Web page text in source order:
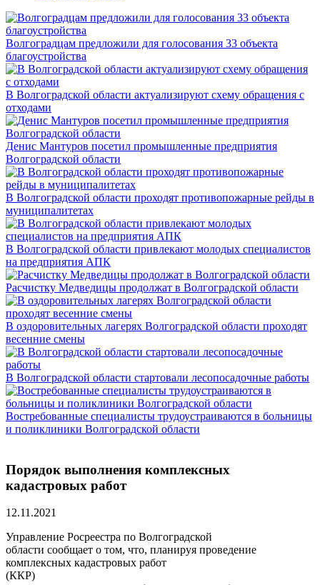
Волгоградцам предложили для голосования 33 объекта
благоустройства
В Волгоградской области актуализируют схему обращения с
отходами
Денис Мантуров посетил промышленные предприятия
Волгоградской области
В Волгоградской области проходят противопожарные рейды в
муниципалитетах
В Волгоградской области привлекают молодых специалистов
на предприятия АПК
Расчистку Медведицы продолжат в Волгоградской области
В оздоровительных лагерях Волгоградской области проходят
весенние смены
В Волгоградской области стартовали лесопосадочные работы
Востребованные специалисты трудоустраиваются в больницы
и поликлиники Волгоградской области
Порядок выполнения комплексных
кадастровых работ
12.11.2021
Управление Росреестра по Волгоградской
области сообщает о том, что, планируя проведение
комплексных кадастровых работ
(ККР)